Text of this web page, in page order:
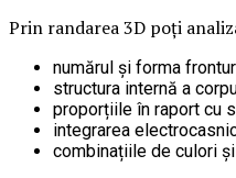
Prin randarea 3D poți
numărul și forma
structura internă a
proporțiile în raport cu
integrarea
combinațiile de culori